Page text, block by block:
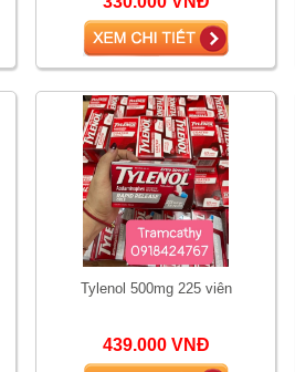
Tylenol 500mg 225 viên
439.000 VNĐ